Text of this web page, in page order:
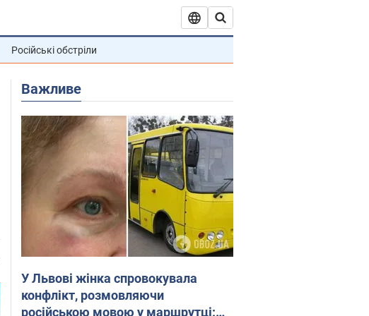
Російські обстріли
Важливе
У Львові жінка спровокувала
конфлікт, розмовляючи
російською мовою у маршрутці: